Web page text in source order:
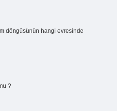
döngüsünün hangi evresinde
?